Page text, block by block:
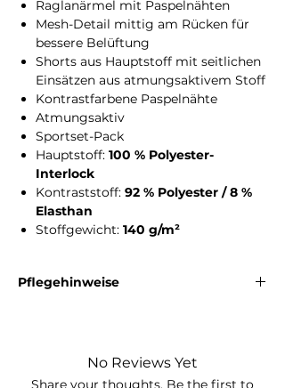
Raglanärmel mit Paspelnähten
Mesh-Detail mittig am Rücken für
bessere Belüftung
Shorts aus Hauptstoff mit seitlichen
Einsätzen aus atmungsaktivem Stoff
Kontrastfarbene Paspelnähte
Atmungsaktiv
Sportset-Pack
Hauptstoff: 100 % Polyester-
Interlock
Kontraststoff: 92 % Polyester / 8 %
Elasthan
Stoffgewicht: 140 g/m²
Pflegehinweise
möglich. Eine chemische Reinigung ist
nicht zulässig.
No Reviews Yet
Share your thoughts. Be the first to